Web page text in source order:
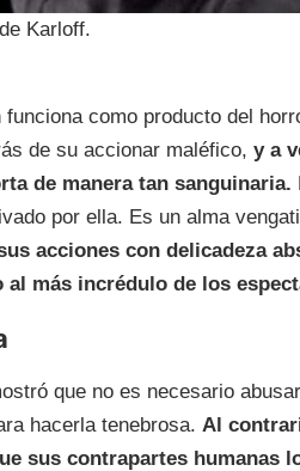
Karloff.
como producto del
de su accionar maléfico, y a
de manera tan sanguinaria.
por ella. Es un alma
acciones con delicadeza
más incrédulo de los
que no es necesario
hacerla tenebrosa. Al
sus contrapartes humanas